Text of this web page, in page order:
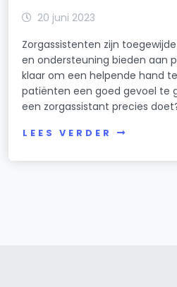
20 juni 2023
Zorgassistenten zijn
en ondersteuning bieden aan
klaar om een helpende hand
patiënten een goed gevoel te
een zorgassistant precies
LEES VERDER